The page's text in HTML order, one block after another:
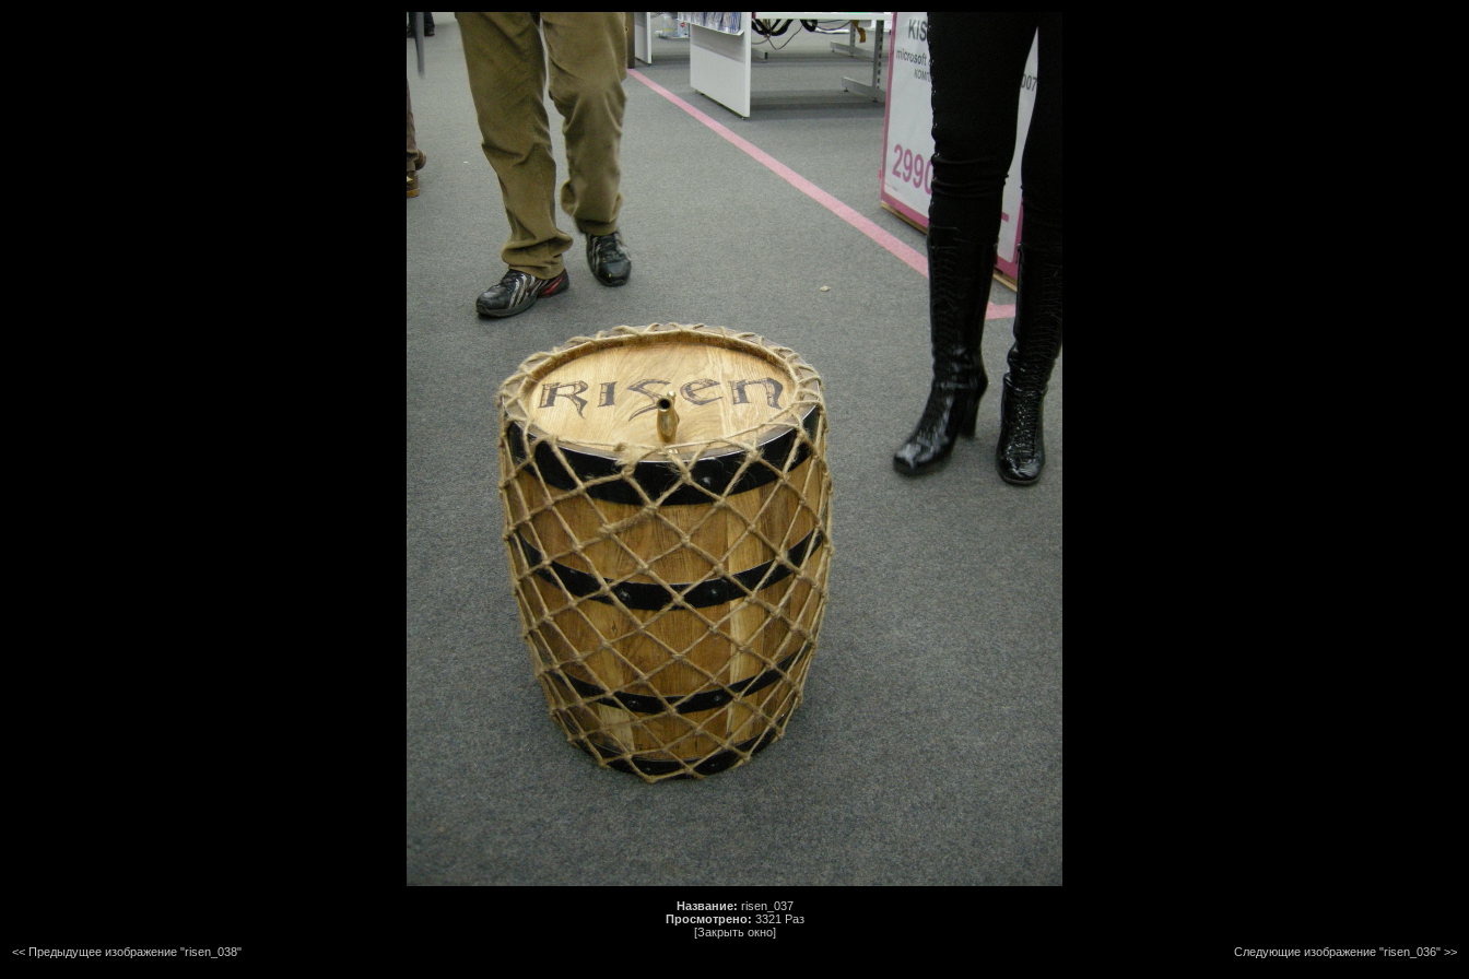
Название: risen_037
Просмотрено: 3321 Раз
[Закрыть окно]
<< Предыдущее изображение "risen_038"
Следующие изображение "risen_036" >>